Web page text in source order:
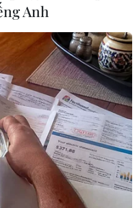
chăn nuôi.
các loài chim
loài chim cũng như
(TTXVN/Vietnam+)
Anh